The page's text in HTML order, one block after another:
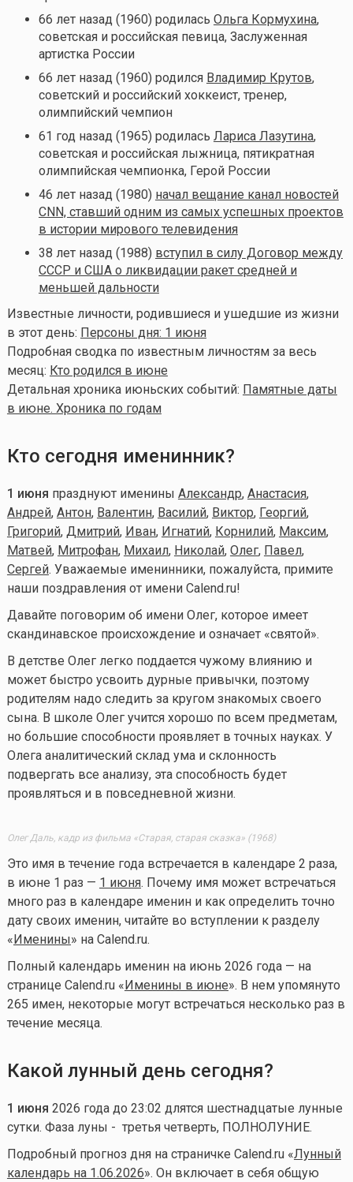
66 лет назад (1960) родилась Ольга Кормухина,
советская и российская певица, Заслуженная
артистка России
66 лет назад (1960) родился Владимир Крутов,
советский и российский хоккеист, тренер,
олимпийский чемпион
61 год назад (1965) родилась Лариса Лазутина,
советская и российская лыжница, пятикратная
олимпийская чемпионка, Герой России
46 лет назад (1980) начал вещание канал новостей
CNN, ставший одним из самых успешных проектов
в истории мирового телевидения
38 лет назад (1988) вступил в силу Договор между
СССР и США о ликвидации ракет средней и
меньшей дальности
Известные личности, родившиеся и ушедшие из жизни
в этот день: Персоны дня: 1 июня
Подробная сводка по известным личностям за весь
месяц: Кто родился в июне
Детальная хроника июньских событий: Памятные даты
в июне. Хроника по годам
Кто сегодня именинник?
1 июня празднуют именины Александр, Анастасия,
Андрей, Антон, Валентин, Василий, Виктор, Георгий,
Григорий, Дмитрий, Иван, Игнатий, Корнилий, Максим,
Матвей, Митрофан, Михаил, Николай, Олег, Павел,
Сергей. Уважаемые именинники, пожалуйста, примите
наши поздравления от имени Calend.ru!
Давайте поговорим об имени Олег, которое имеет
скандинавское происхождение и означает «святой».
В детстве Олег легко поддается чужому влиянию и
может быстро усвоить дурные привычки, поэтому
родителям надо следить за кругом знакомых своего
сына. В школе Олег учится хорошо по всем предметам,
но большие способности проявляет в точных науках. У
Олега аналитический склад ума и склонность
подвергать все анализу, эта способность будет
проявляться и в повседневной жизни.
Олег Даль, кадр из фильма «Старая, старая сказка» (1968)
Это имя в течение года встречается в календаре 2 раза,
в июне 1 раз — 1 июня. Почему имя может встречаться
много раз в календаре именин и как определить точно
дату своих именин, читайте во вступлении к разделу
« Именины» на Calend.ru.
Полный календарь именин на июнь 2026 года — на
странице Calend.ru « Именины в июне». В нем упомянуто
265 имен, некоторые могут встречаться несколько раз в
течение месяца.
Какой лунный день сегодня?
1 июня 2026 года до 23:02 длятся шестнадцатые лунные
сутки. Фаза луны - третья четверть, ПОЛНОЛУНИЕ.
Подробный прогноз дня на страничке Calend.ru «Лунный
календарь на 1.06.2026». Он включает в себя общую